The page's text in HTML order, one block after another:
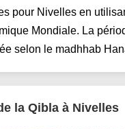
pour Nivelles en
Mondiale. La
selon le madhhab
la Qibla à Nivelles